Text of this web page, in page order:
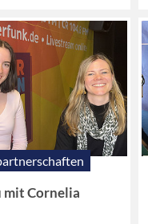
mit Cornelia